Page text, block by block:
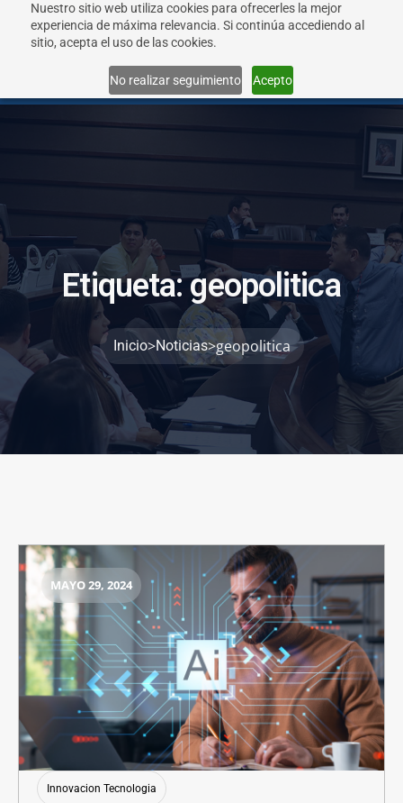
Nuestro sitio web utiliza cookies para ofrecerles la mejor
experiencia de máxima relevancia. Si continúa accediendo al
sitio, acepta el uso de las cookies.
No realizar seguimiento Acepto
Etiqueta:geopolitica
Inicio>Noticias>geopolitica
MAYO 29, 2024
Innovacion Tecnologia